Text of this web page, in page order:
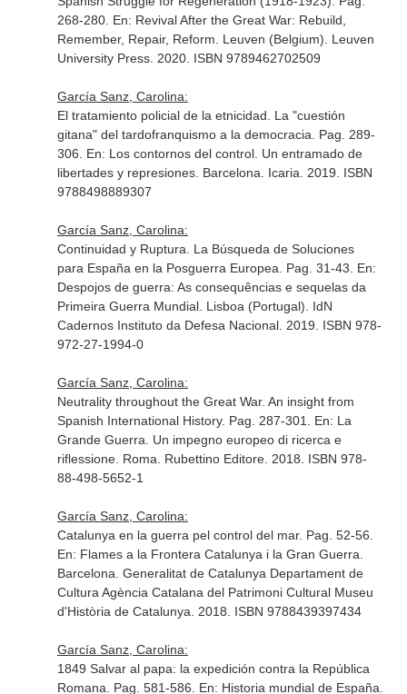
268-280. En: Revival After the Great War: Rebuild,
Remember, Repair, Reform . Leuven (Belgium). Leuven
University Press. 2020. ISBN 9789462702509
García Sanz, Carolina:
El tratamiento policial de la etnicidad. La "cuestión
gitana" del tardofranquismo a la democracia. Pag. 289-
306. En: Los contornos del control. Un entramado de
libertades y represiones. Barcelona. Icaria. 2019. ISBN
9788498889307
García Sanz, Carolina:
Continuidad y Ruptura. La Búsqueda de Soluciones
para España en la Posguerra Europea. Pag. 31-43. En:
Despojos de guerra: As consequências e sequelas da
Primeira Guerra Mundial. Lisboa (Portugal). IdN
Cadernos Instituto da Defesa Nacional. 2019. ISBN 978-
972-27-1994-0
García Sanz, Carolina:
Neutrality throughout the Great War. An insight from
Spanish International History. Pag. 287-301. En: La
Grande Guerra. Un impegno europeo di ricerca e
riflessione. Roma. Rubettino Editore. 2018. ISBN 978-
88-498-5652-1
García Sanz, Carolina:
Catalunya en la guerra pel control del mar. Pag. 52-56.
En: Flames a la Frontera Catalunya i la Gran Guerra
Barcelona. Generalitat de Catalunya Departament de
Cultura Agència Catalana del Patrimoni Cultural Museu
d'Història de Catalunya. 2018. ISBN 9788439397434
García Sanz, Carolina:
1849 Salvar al papa: la expedición contra la República
Romana. Pag. 581-586. En: Historia mundial de España